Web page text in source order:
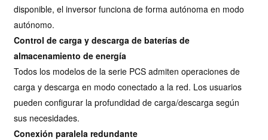
disponible, el inversor funciona de forma autónoma en modo
autónomo.
Control de carga y descarga de baterías de
almacenamiento de energía
Todos los modelos de la serie PCS admiten operaciones de
carga y descarga en modo conectado a la red. Los usuarios
pueden configurar la profundidad de carga/descarga según
sus necesidades.
Conexión paralela redundante